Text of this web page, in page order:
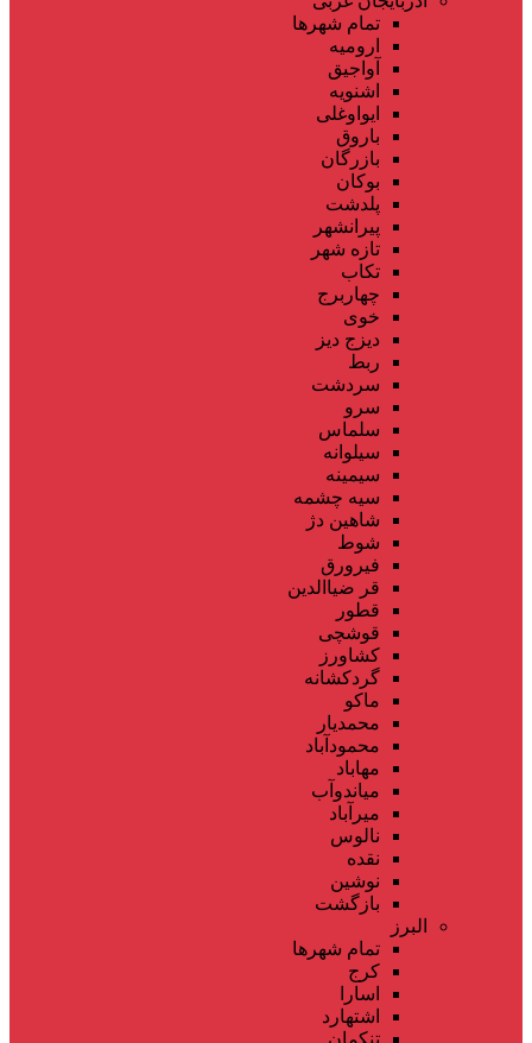
تمام شهر‌ها
ارومیه
آواجیق
اشنویه
ایواوغلی
باروق
بازرگان
بوکان
پلدشت
پیرانشهر
تازه شهر
تکاب
چهاربرج
خوی
دیزج دیز
ربط
سردشت
سرو
سلماس
سیلوانه
سیمینه
سیه چشمه
شاهین دژ
شوط
فیرورق
قر ضیاالدین
قطور
قوشچی
کشاورز
گردکشانه
ماکو
محمدیار
محمودآباد
مهاباد
میاندوآب
میرآباد
نالوس
نقده
نوشین
بازگشت
البرز
تمام شهر‌ها
کرج
اسارا
اشتهارد
تنکمان